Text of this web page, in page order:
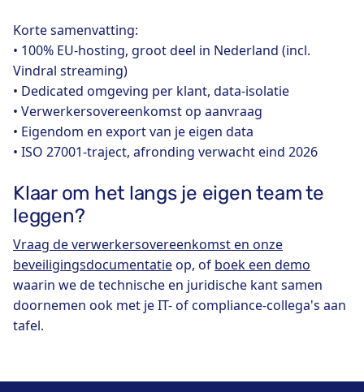
Korte samenvatting:
• 100% EU-hosting, groot deel in Nederland (incl.
Vindral streaming)
• Dedicated omgeving per klant, data-isolatie
• Verwerkersovereenkomst op aanvraag
• Eigendom en export van je eigen data
• ISO 27001-traject, afronding verwacht eind 2026
Klaar om het langs je eigen team te
leggen?
Vraag de verwerkersovereenkomst en onze
beveiligingsdocumentatieop, of boek een demo
waarin we de technische en juridische kant samen
doornemen ook met je IT- of compliance-collega's aan
tafel.